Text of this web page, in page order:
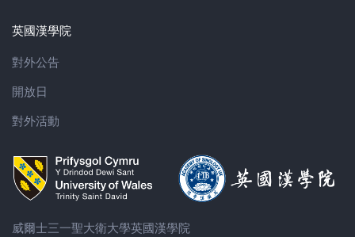
威爾士三一聖大衛大學英國漢學院
英國漢學院
對外公告
開放日
對外活動